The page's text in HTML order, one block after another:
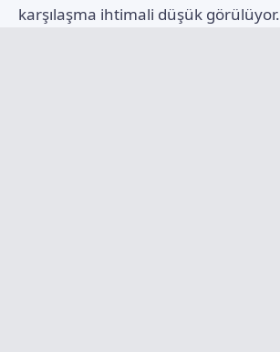
karşılaşma ihtimali düşük görülüyor.